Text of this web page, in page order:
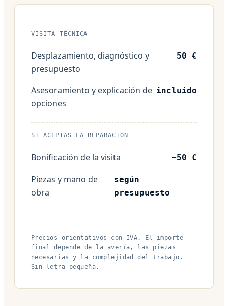
VISITA TÉCNICA
Desplazamiento, diagnóstico y
presupuesto
50 €
Asesoramiento y explicación de
opciones
incluido
SI ACEPTAS LA REPARACIÓN
Bonificación de la visita −50 €
Piezas y mano de
obra
según
presupuesto
Precios orientativos con IVA. El importe
final depende de la avería, las piezas
necesarias y la complejidad del trabajo.
Sin letra pequeña.